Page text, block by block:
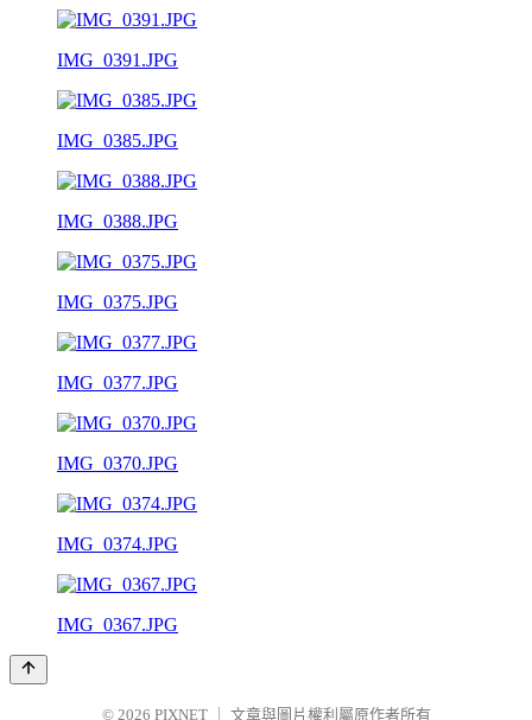
IMG_0391.JPG
IMG_0385.JPG
IMG_0388.JPG
IMG_0375.JPG
IMG_0377.JPG
IMG_0370.JPG
IMG_0374.JPG
IMG_0367.JPG
© 2026 PIXNET 文章與圖片權利屬原作者所有